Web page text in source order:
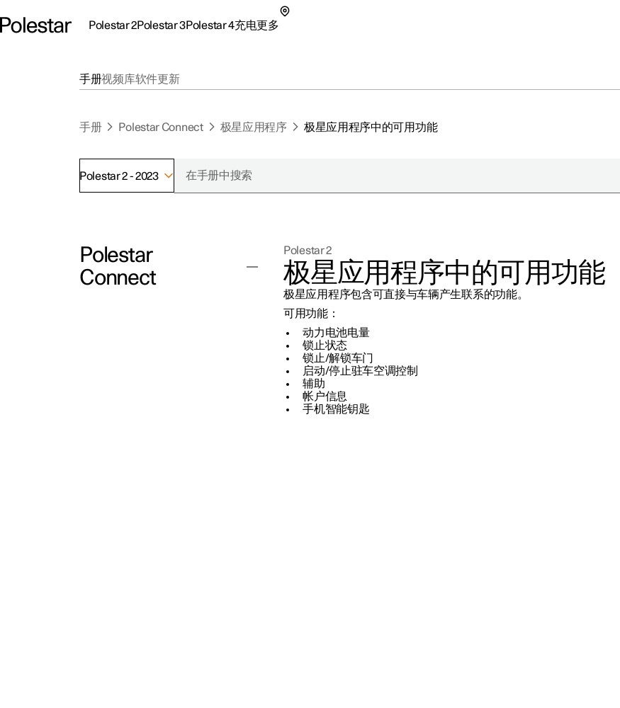
Polestar 2Polestar 3Polestar 4充电更多
联系我们
极星官方二手车
探索Polestar 3
公共充电
车主服务
新闻
注册新闻简报
（在新窗口中打开）
手册视频库软件更新
手册 Polestar Connect 极星应用程序 极星应用程序中的可用功能
Polestar 2 - 2023
Polestar
Connect
Polestar 2
极星应用程序中的可用功能
极星应用程序包含可直接与车辆产生联系的功能。
可用功能：
动力电池电量
锁止状态
锁止/解锁车门
启动/停止驻车空调控制
辅助
帐户信息
手机智能钥匙